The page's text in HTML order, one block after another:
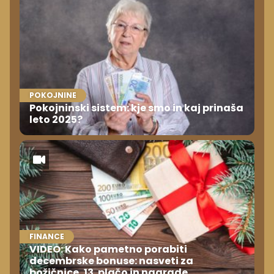
POKOJNINE
Pokojninski sistem: kje smo in kaj prinaša
leto 2025?
FINANCE
VIDEO: Kako pametno porabiti
decembrske bonuse: nasveti za